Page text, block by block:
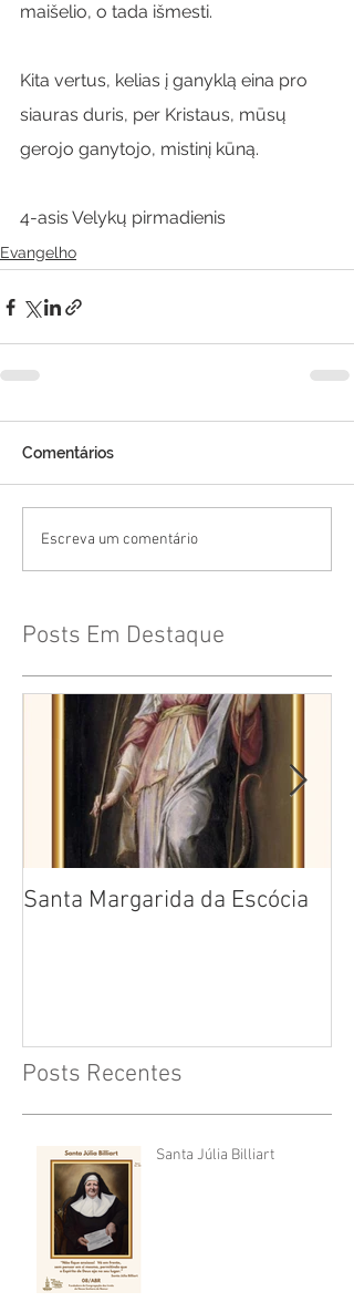
maišelio, o tada išmesti.
Kita vertus, kelias į ganyklą eina pro
siauras duris, per Kristaus, mūsų
gerojo ganytojo, mistinį kūną.
4-asis Velykų pirmadienis
Evangelho
Comentários
Escreva um comentário
Posts Em Destaque
Santa Margarida da Escócia
Posts Recentes
Santa Júlia Billiart